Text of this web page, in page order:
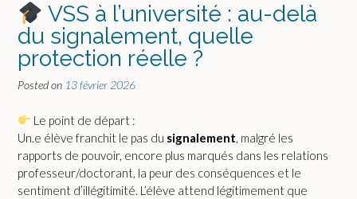
VSS à l’université : au-delà
du signalement, quelle
protection réelle ?
Posted on 13 février 2026
Le point de départ :
Un.e élève franchit le pas du signalement, malgré les
rapports de pouvoir, encore plus marqués dans les relations
professeur/doctorant, la peur des conséquences et le
sentiment d’illégitimité. L’élève attend légitimement que